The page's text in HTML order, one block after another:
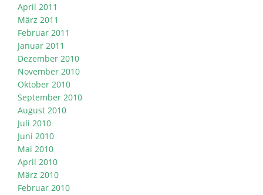
April 2011
März 2011
Februar 2011
Januar 2011
Dezember 2010
November 2010
Oktober 2010
September 2010
August 2010
Juli 2010
Juni 2010
Mai 2010
April 2010
März 2010
Februar 2010